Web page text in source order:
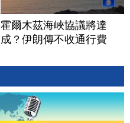
霍爾木茲海峽協議將達
成？伊朗傳不收通行費